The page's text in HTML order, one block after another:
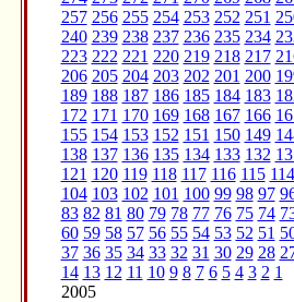
257 256 255 254 253 252 251
240 239 238 237 236 235 234
223 222 221 220 219 218 217
206 205 204 203 202 201 200
189 188 187 186 185 184 183
172 171 170 169 168 167 166
155 154 153 152 151 150 149
138 137 136 135 134 133 132
121 120 119 118 117 116 115 114
104 103 102 101 100 99 98 97
83 82 81 80 79 78 77 76 75 74
60 59 58 57 56 55 54 53 52 51
37 36 35 34 33 32 31 30 29 28
14 13 12 11 10 9 8 7 6 5 4 3 2 1
2005